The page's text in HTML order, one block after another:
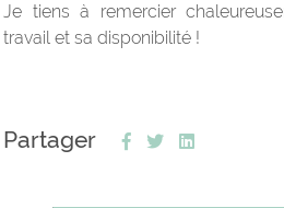
Je tiens à remercier
travail et sa disponibilité !
Partager